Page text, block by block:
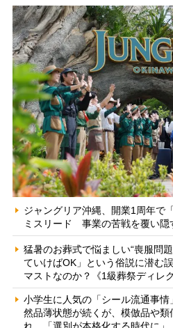
ジャングリア沖縄、開業1周年で
ミスリード 事業の苦戦を覆い隠
猛暑のお葬式で悩ましい“喪服問
ていけばOK」という俗説に潜む
マストなのか？《1級葬祭ディレ
小学生に人気の「シール流通事
然品薄状態が続くが、模倣品や
れ 「選別が本格化する時代に」